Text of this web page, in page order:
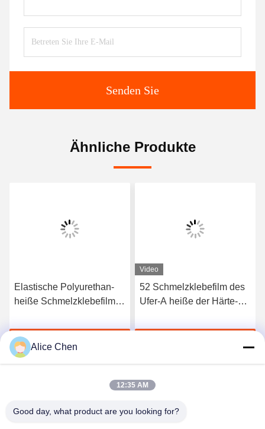
Senden Sie
Ähnliche Produkte
Elastische Polyurethan-
heiße Schmelzklebefilm
Jetzt Chatten
Video
52 Schmelzklebefilm des
Ufer-A heiße der Härte-
Unterwäsche
Alice Chen
12:35 AM
Good day, what product are you looking for?